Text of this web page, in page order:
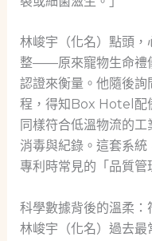
林峻宇（化名）點頭
整——原來寵物生命禮
認證來衡量。他隨後詢
程，得知Box Hotel配
同樣符合低溫物流的
消毒與紀錄。這套系
專利時常見的「品質管
科學數據背後的溫柔：
林峻宇（化名）過去